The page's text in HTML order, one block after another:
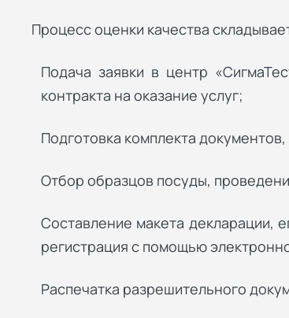
Процесс оценки качества
Подача заявки в центр
контракта на оказание услуг;
Подготовка комплекта
Отбор образцов посуды,
Составление макета декларации,
регистрация с помощью
Распечатка разрешительного